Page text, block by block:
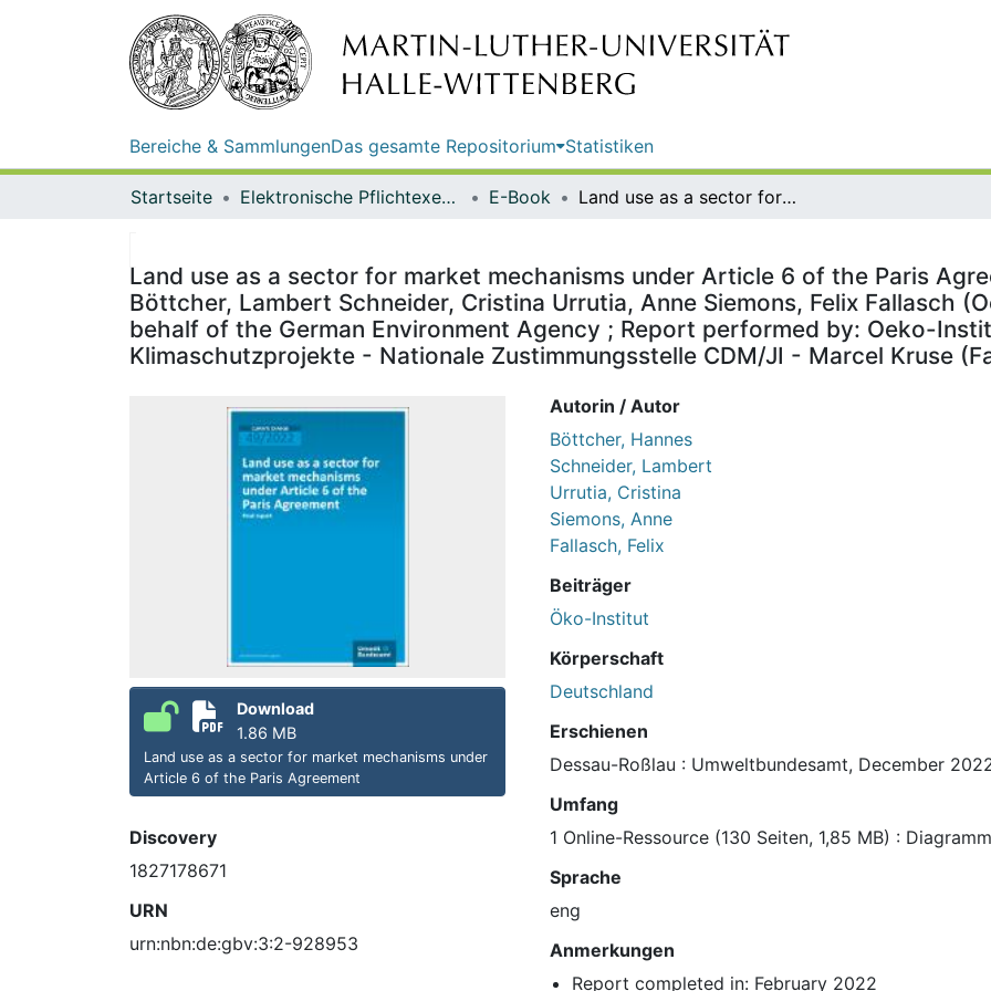
Bereiche & SammlungenDas gesamte Repositorium Statistiken
Startseite Elektronische Pflichtexemplare E-Book Land use as a sector for market mechanisms under Article 6 of the Paris Agreement : final report / by Hannes Böttcher, Lambert Schneider, Cristina Urrutia, Anne Siemons, Felix Fallasch (Oeko-Institut, Berlin/Freiburg) ; on behalf of the German Environment Agency ; Report performed by: Oeko-Institut e.V. ; edited by: Section V 2.6 Klimaschutzprojekte - Nationale Zustimmungsstelle CDM/JI - Marcel Kruse (Fachbegleitung)
Land use as a sector for market mechanisms under Article 6 of the Paris
Böttcher, Lambert Schneider, Cristina Urrutia, Anne Siemons, Felix Fallasch
behalf of the German Environment Agency ; Report performed by: Oeko-
Klimaschutzprojekte - Nationale Zustimmungsstelle CDM/JI - Marcel Kruse
Download
1.86 MB
Land use as a sector for market mechanisms under
Article 6 of the Paris Agreement
Discovery
1827178671
URN
urn:nbn:de:gbv:3:2-928953
Autorin / Autor
Böttcher, Hannes
Schneider, Lambert
Urrutia, Cristina
Siemons, Anne
Fallasch, Felix
Beiträger
Öko-Institut
Körperschaft
Deutschland
Erschienen
Dessau-Roßlau : Umweltbundesamt, December
Umfang
1 Online-Ressource (130 Seiten, 1,85 MB) :
Sprache
eng
Anmerkungen
Report completed in: February 2022